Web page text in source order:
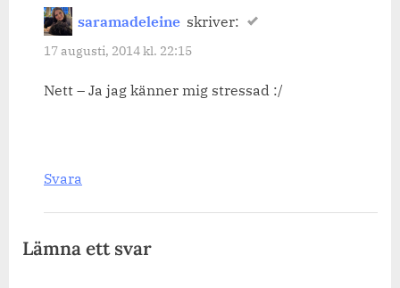
saramadeleine skriver:
17 augusti, 2014 kl. 22:15
Nett – Ja jag känner mig stressad :/
Svara
Lämna ett svar